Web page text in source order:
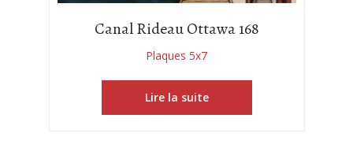
Canal Rideau Ottawa 168
Plaques 5x7
Lire la suite